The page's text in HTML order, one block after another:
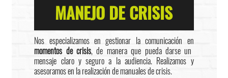
MANEJO DE CRISIS
Nos especializamos en gestionar la comunicación en
momentos de crisis, de manera que pueda darse un
mensaje claro y seguro a la audiencia. Realizamos y
asesoramos en la realización de manuales de crisis.